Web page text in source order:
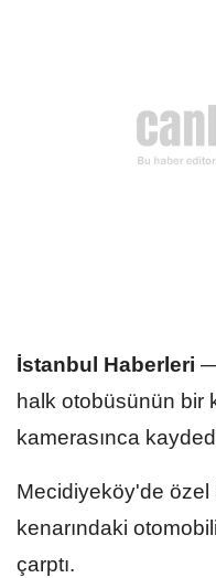
İstanbul Haberleri
halk otobüsünün bir
kamerasınca
Mecidiyeköy'de özel
kenarındaki
çarptı.